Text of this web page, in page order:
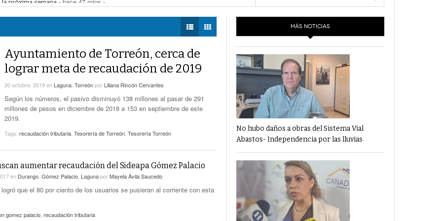
segundos -
Torreón Refuerza Su Compromiso Ambiental-
hora -
Para Colonias Del Oriente
- hace 3 horas -
TWEETS AND
LA MEJOR 97.1
ESTÉREO GALLITO
Financiamiento’ Por PC29
‘La Laguna: Bomba De Tiempo Por Falta De
Planeación’ Por PC29
- 17 mayo, 2021
‘Las Corrupciones, Sus Formas Y Efectos’ Por
PC29- 7 mayo, 2021
General Metropolitana en beneficio de La Laguna- hace 47 mins -
- hace 55 mins -
fe: diagnostica párroco de San Agustín
Ayuntamiento de Torreón, cerca de
lograr meta de recaudación de 2019
30 octubre, 2019en Laguna Torreónpor Liliana Rincón Cervantes
Según los números, el pasivo disminuyó 138 millones al pasar de 291
millones de pesos en diciembre de 2018 a 153 en septiembre de este
2019.
Tags: recaudación tributaria Tesorería de Torreón Tesorería Torreón
aumentar recaudación del Sideapa Gómez Palacio
en Durango Gómez Palacio LagunaporMayela Ávila Saucedo
que el 80 por ciento de los usuarios se pusieran al corriente con esta
gomez palacio recaudación tributaria
MÁS NOTICIAS
No hubo daños a obras del Sistema Vial
Abastos- Independencia por las lluvias